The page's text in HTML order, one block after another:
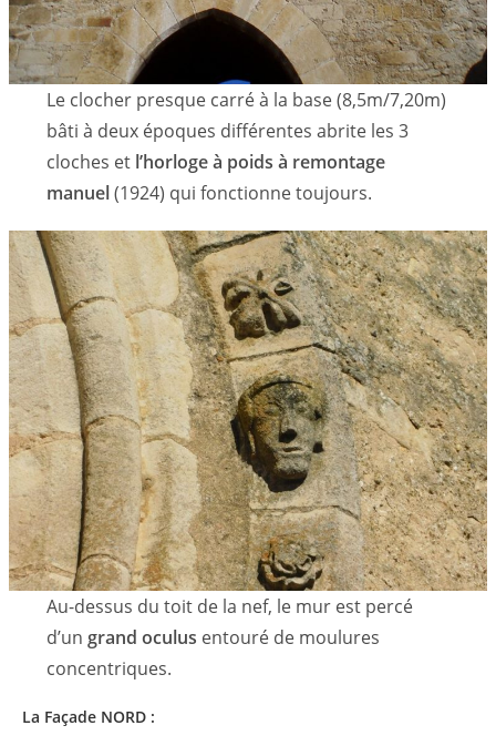
Le clocher presque carré à la base (8,5m/7,20m)
bâti à deux époques différentes abrite les 3
cloches et l’horloge à poids à remontage
manuel(1924) qui fonctionne toujours.
Au-dessus du toit de la nef, le mur est percé
d’un grand oculus entouré de moulures
concentriques.
La Façade NORD :